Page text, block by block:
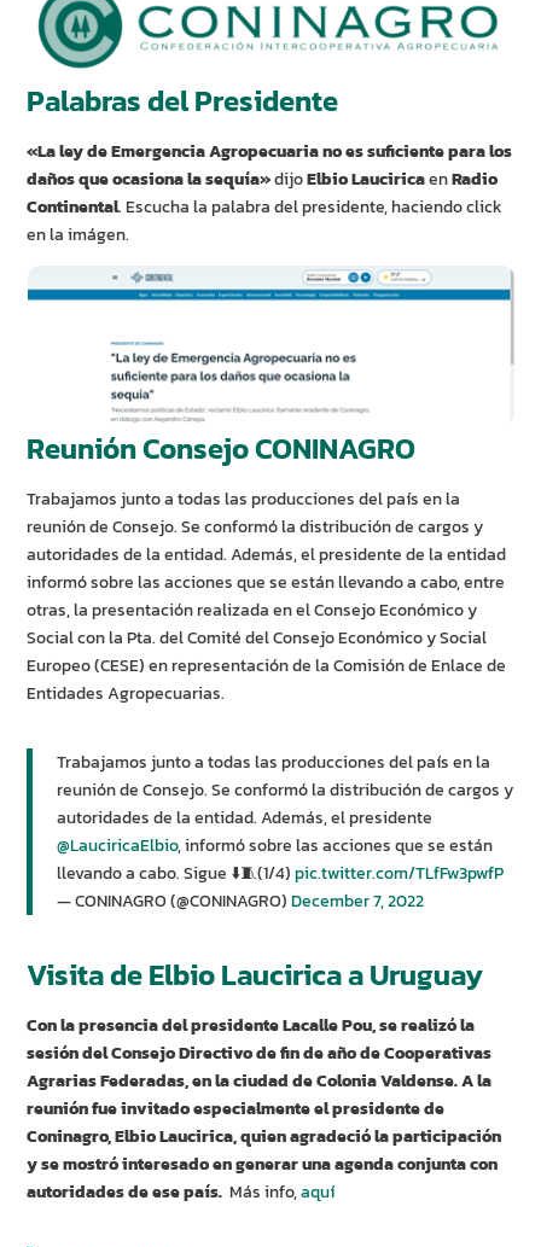
Palabras del Presidente
«La ley de Emergencia Agropecuaria no es suficiente para los
daños que ocasiona la sequía»dijoElbio LauciricaenRadio
Continental. Escucha la palabra del presidente, haciendo click
en la imágen.
Reunión Consejo CONINAGRO
Trabajamos junto a todas las producciones del país en la
reunión de Consejo. Se conformó la distribución de cargos y
autoridades de la entidad. Además, el presidente de la entidad
informó sobre las acciones que se están llevando a cabo, entre
otras, la presentación realizada en el Consejo Económico y
Social con la Pta. del Comité del Consejo Económico y Social
Europeo (CESE) en representación de la Comisión de Enlace de
Entidades Agropecuarias.
Trabajamos junto a todas las producciones del país en la
reunión de Consejo. Se conformó la distribución de cargos y
autoridades de la entidad. Además, el presidente
@LauciricaElbio, informó sobre las acciones que se están
llevando a cabo. Sigue ⬇️🧵(1/4)pic.twitter.com/TLfFw3pwfP
— CONINAGRO (@CONINAGRO)December 7, 2022
Visita de Elbio Laucirica a Uruguay
Con la presencia del presidente Lacalle Pou, se realizó la
sesión del Consejo Directivo de fin de año de Cooperativas
Agrarias Federadas, en la ciudad de Colonia Valdense. A la
reunión fue invitado especialmente el presidente de
Coninagro, Elbio Laucirica, quien agradeció la participación
y se mostró interesado en generar una agenda conjunta con
autoridades de ese país.Más info,aquí